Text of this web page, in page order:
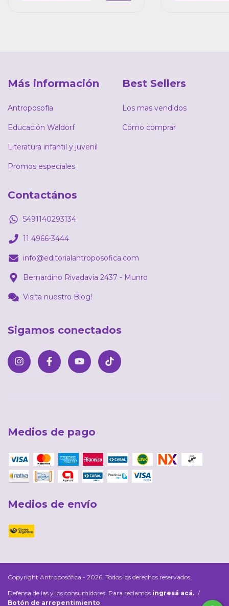
Más información
Antroposofía
Educación Waldorf
Literatura infantil y juvenil
Promos especiales
Best Sellers
Los mas vendidos
Cómo comprar
Contactános
5491140293134
11 4966-3444
info@editorialantroposofica.com
Bernardino Rivadavia 2437 - Munro
Visita nuestro Blog!
Sigamos conectados
Medios de pago
Medios de envío
Copyright Antroposófica - 2026. Todos los derechos reservados.
Defensa de las y los consumidores. Para reclamos ingresá acá. /
Botón de arrepentimiento